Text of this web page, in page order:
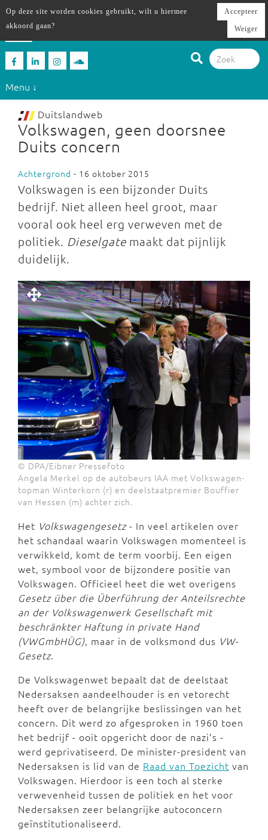
Menu ↓
Duitslandweb
Volkswagen, geen doorsnee
Duits concern
Achtergrond - 16 oktober 2015
Volkswagen is een bijzonder Duits
bedrijf. Niet alleen heel groot, maar
vooral ook heel erg verweven met de
politiek. Dieselgate maakt dat pijnlijk
duidelijk.
© DPA/Eibner Pressefoto
Angela Merkel op de autobeurs IAA met Volkswagen-
topman Winterkorn (r) en deelstaatpremier Bouffier
van Hessen (m) achter zich.
Het Volkswagengesetz- In veel artikelen over
het schandaal waarin Volkswagen momenteel is
verwikkeld, komt de term voorbij. Een eigen
wet, symbool voor de bijzondere positie van
Volkswagen. Officieel heet die wet overigens
Gesetz über die Überführung der Anteilsrechte
an der Volkswagenwerk Gesellschaft mit
beschränkter Haftung in private Hand
(VWGmbHÜG), maar in de volksmond dus VW-
Gesetz.
De Volkswagenwet bepaalt dat de deelstaat
Nedersaksen aandeelhouder is en vetorecht
heeft over de belangrijke beslissingen van het
concern. Dit werd zo afgesproken in 1960 toen
het bedrijf - ooit opgericht door de nazi’s -
werd geprivatiseerd. De minister-president van
Nedersaksen is lid van de Raad van Toezicht van
Volkswagen. Hierdoor is een toch al sterke
verwevenheid tussen de politiek en het voor
Nedersaksen zeer belangrijke autoconcern
geïnstitutionaliseerd.
Op deze site worden cookies gebruikt, wilt u hiermee
akkoord gaan?
Accepteer
Weiger